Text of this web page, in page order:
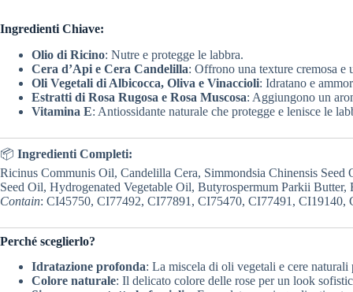
Ingredienti Chiave:
Olio di Ricino: Nutre e protegge le labbra.
Cera d’Api e Cera Candelilla: Offrono una texture cremosa e
Oli Vegetali di Albicocca, Oliva e Vinaccioli: Idratano e
Estratti di Rosa Rugosa e Rosa Muscosa: Aggiungono un
Vitamina E: Antiossidante naturale che protegge e lenisce le
📦 Ingredienti Completi:
Ricinus Communis Oil, Candelilla Cera, Simmondsia Chinensis
Seed Oil, Hydrogenated Vegetable Oil, Butyrospermum Parkii
Contain: CI45750, CI77492, CI77891, CI75470, CI77491, CI19140,
Perché sceglierlo?
Idratazione profonda: La miscela di oli vegetali e cere
Colore naturale: Il delicato colore delle rose per un look